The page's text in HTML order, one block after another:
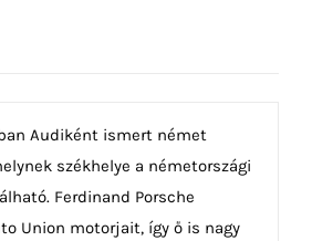
Audiként ismert német
székhelye a németországi
Ferdinand Porsche
Union motorjait, így ő is nagy